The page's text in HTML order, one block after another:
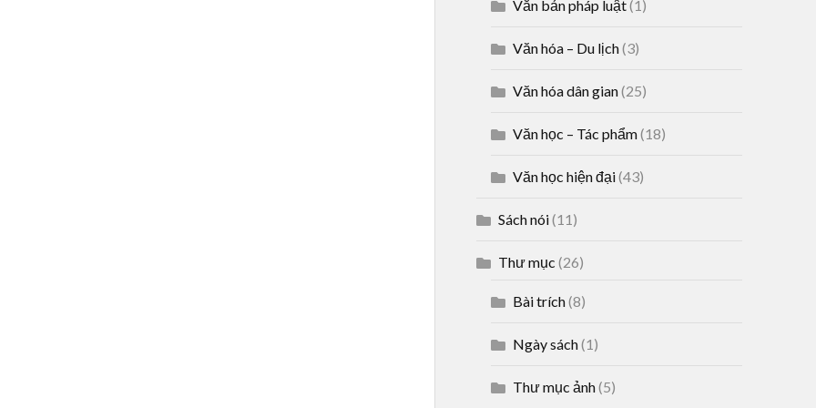
Văn bản pháp luật(1)
Văn hóa – Du lịch(3)
Văn hóa dân gian(25)
Văn học – Tác phẩm(18)
Văn học hiện đại(43)
Sách nói(11)
Thư mục (26)
Bài trích(8)
Ngày sách(1)
Thư mục ảnh(5)